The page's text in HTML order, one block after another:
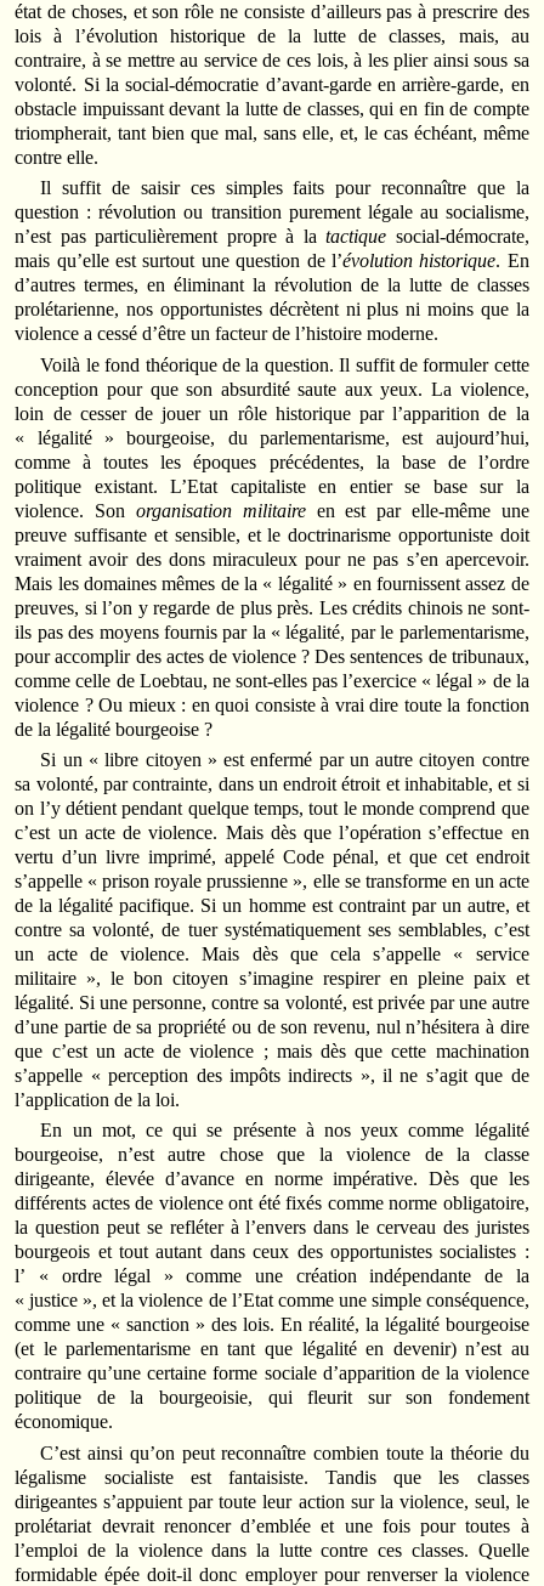
état de choses, et son rôle ne consiste d’ailleurs pas à prescrire des
lois à l’évolution historique de la lutte de classes, mais, au
contraire, à se mettre au service de ces lois, à les plier ainsi sous sa
volonté. Si la social-démocratie d’avant-garde en arrière-garde, en
obstacle impuissant devant la lutte de classes, qui en fin de compte
triompherait, tant bien que mal, sans elle, et, le cas échéant, même
contre elle.
Il suffit de saisir ces simples faits pour reconnaître que la
question : révolution ou transition purement légale au socialisme,
n’est pas particulièrement propre à latactique social-démocrate,
mais qu’elle est surtout une question de l’évolution historique. En
d’autres termes, en éliminant la révolution de la lutte de classes
prolétarienne, nos opportunistes décrètent ni plus ni moins que la
violence a cessé d’être un facteur de l’histoire moderne.
Voilà le fond théorique de la question. Il suffit de formuler cette
conception pour que son absurdité saute aux yeux. La violence,
loin de cesser de jouer un rôle historique par l’apparition de la
« légalité » bourgeoise, du parlementarisme, est aujourd’hui,
comme à toutes les époques précédentes, la base de l’ordre
politique existant. L’Etat capitaliste en entier se base sur la
violence. Son organisation militaireen est par elle-même une
preuve suffisante et sensible, et le doctrinarisme opportuniste doit
vraiment avoir des dons miraculeux pour ne pas s’en apercevoir.
Mais les domaines mêmes de la « légalité » en fournissent assez de
preuves, si l’on y regarde de plus près. Les crédits chinois ne sont-
ils pas des moyens fournis par la « légalité, par le parlementarisme,
pour accomplir des actes de violence ? Des sentences de tribunaux,
comme celle de Loebtau, ne sont-elles pas l’exercice « légal » de la
violence ? Ou mieux : en quoi consiste à vrai dire toute la fonction
de la légalité bourgeoise ?
Si un « libre citoyen » est enfermé par un autre citoyen contre
sa volonté, par contrainte, dans un endroit étroit et inhabitable, et si
on l’y détient pendant quelque temps, tout le monde comprend que
c’est un acte de violence. Mais dès que l’opération s’effectue en
vertu d’un livre imprimé, appelé Code pénal, et que cet endroit
s’appelle « prison royale prussienne », elle se transforme en un acte
de la légalité pacifique. Si un homme est contraint par un autre, et
contre sa volonté, de tuer systématiquement ses semblables, c’est
un acte de violence. Mais dès que cela s’appelle « service
militaire », le bon citoyen s’imagine respirer en pleine paix et
légalité. Si une personne, contre sa volonté, est privée par une autre
d’une partie de sa propriété ou de son revenu, nul n’hésitera à dire
que c’est un acte de violence ; mais dès que cette machination
s’appelle « perception des impôts indirects », il ne s’agit que de
l’application de la loi.
En un mot, ce qui se présente à nos yeux comme légalité
bourgeoise, n’est autre chose que la violence de la classe
dirigeante, élevée d’avance en norme impérative. Dès que les
différents actes de violence ont été fixés comme norme obligatoire,
la question peut se refléter à l’envers dans le cerveau des juristes
bourgeois et tout autant dans ceux des opportunistes socialistes :
l’ « ordre légal » comme une création indépendante de la
« justice », et la violence de l’Etat comme une simple conséquence,
comme une « sanction » des lois. En réalité, la légalité bourgeoise
(et le parlementarisme en tant que légalité en devenir) n’est au
contraire qu’une certaine forme sociale d’apparition de la violence
politique de la bourgeoisie, qui fleurit sur son fondement
économique.
C’est ainsi qu’on peut reconnaître combien toute la théorie du
légalisme socialiste est fantaisiste. Tandis que les classes
dirigeantes s’appuient par toute leur action sur la violence, seul, le
prolétariat devrait renoncer d’emblée et une fois pour toutes à
l’emploi de la violence dans la lutte contre ces classes. Quelle
formidable épée doit-il donc employer pour renverser la violence